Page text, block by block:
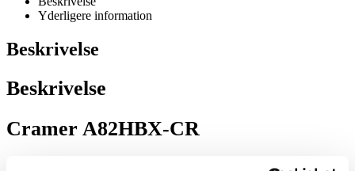
Yderligere information
Beskrivelse
Beskrivelse
Cramer A82HBX-CR